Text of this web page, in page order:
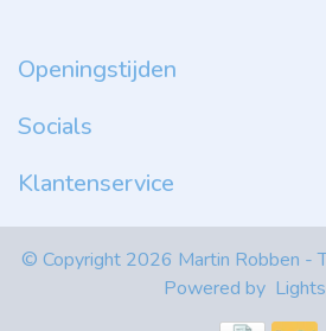
Openingstijden
Socials
Klantenservice
© Copyright 2026 Martin Robben -
Powered by